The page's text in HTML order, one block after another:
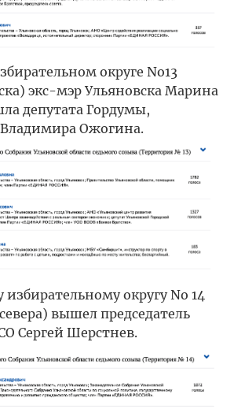
округе No13
экс-мэр Ульяновска Марина
депутата Гордумы,
Ожогина.
округу No 14
вышел председатель
Сергей Шерстнев.